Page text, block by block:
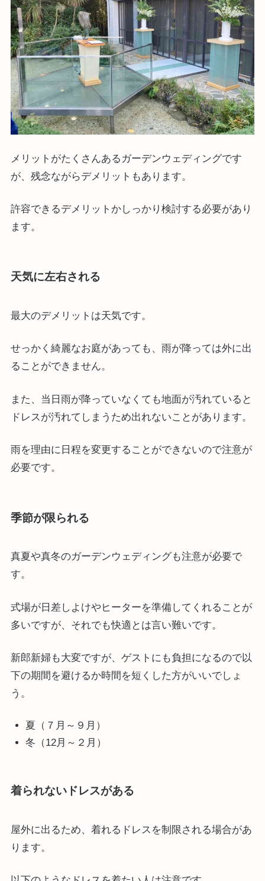
メリットがたくさんあるガーデンウェディングです
が、残念ながらデメリットもあります。
許容できるデメリットかしっかり検討する必要があり
ます。
天気に左右される
最大のデメリットは天気です。
せっかく綺麗なお庭があっても、雨が降っては外に出
ることができません。
また、当日雨が降っていなくても地面が汚れていると
ドレスが汚れてしまうため出れないことがあります。
雨を理由に日程を変更することができないので注意が
必要です。
季節が限られる
真夏や真冬のガーデンウェディングも注意が必要で
す。
式場が日差しよけやヒーターを準備してくれることが
多いですが、それでも快適とは言い難いです。
新郎新婦も大変ですが、ゲストにも負担になるので以
下の期間を避けるか時間を短くした方がいいでしょ
う。
夏（７月～９月）
冬（12月～２月）
着られないドレスがある
屋外に出るため、着れるドレスを制限される場合があ
ります。